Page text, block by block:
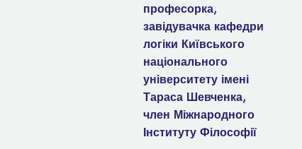
професорка,
завідувачка кафедри
логіки Київського
національного
університету імені
Тараса Шевченка,
член Міжнародного
Інституту Філософії